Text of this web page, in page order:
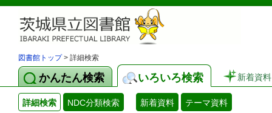
図書館トップ> 詳細検索
かんたん検索 いろいろ検索 新着資料
詳細検索 NDC分類検索 新着資料 テーマ資料